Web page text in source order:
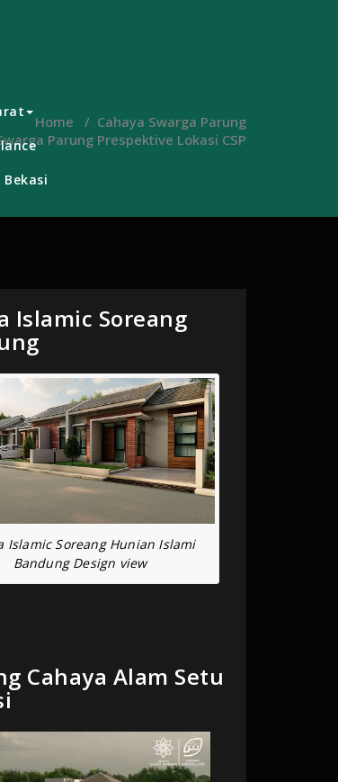
Home / Cahaya Swarga Parung
Parung Prespektive Lokasi CSP
Islamic Soreang
Islamic Soreang Hunian Islami
Bandung Design view
Cahaya Alam Setu